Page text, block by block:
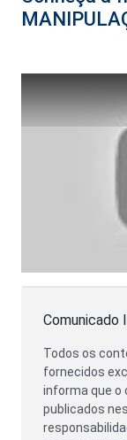
Comunicado
Todos os
fornecidos
informa que o
publicados